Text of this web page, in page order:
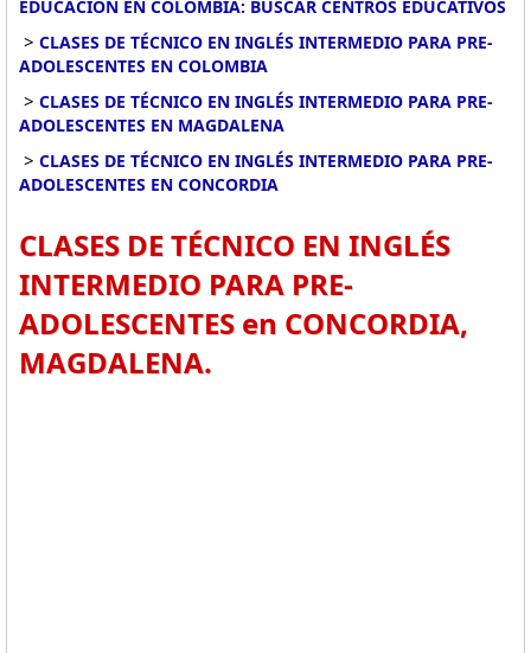
EDUCACIÓN EN COLOMBIA: BUSCAR CENTROS EDUCATIVOS
> CLASES DE TÉCNICO EN INGLÉS INTERMEDIO PARA PRE-
ADOLESCENTES EN COLOMBIA
> CLASES DE TÉCNICO EN INGLÉS INTERMEDIO PARA PRE-
ADOLESCENTES EN MAGDALENA
> CLASES DE TÉCNICO EN INGLÉS INTERMEDIO PARA PRE-
ADOLESCENTES EN CONCORDIA
CLASES DE TÉCNICO EN INGLÉS
INTERMEDIO PARA PRE-
ADOLESCENTES en CONCORDIA,
MAGDALENA.